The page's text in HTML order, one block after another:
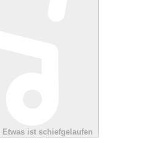
Etwas ist schiefgelaufen